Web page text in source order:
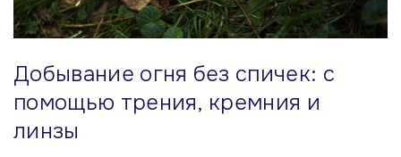
Добывание огня без спичек: с
помощью трения, кремния и
линзы